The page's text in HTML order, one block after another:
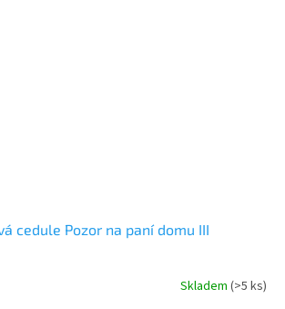
cedule Pozor na paní domu III
Skladem (>5 ks)